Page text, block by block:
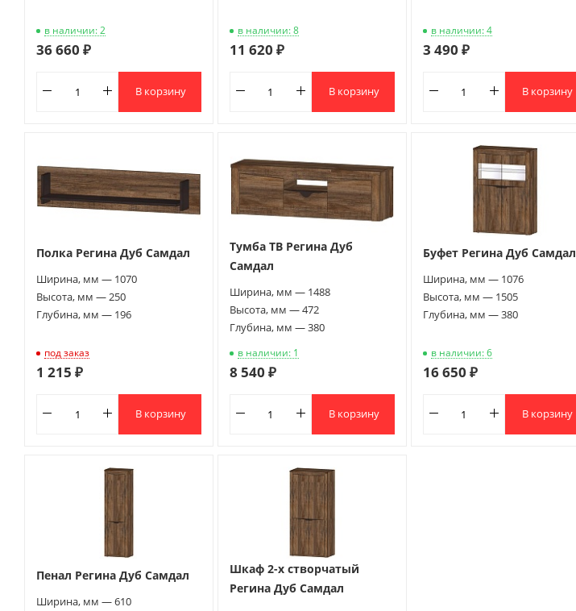
в наличии: 2
36 660 ₽
В корзину
в наличии: 8
11 620 ₽
В корзину
в наличии: 4
3 490 ₽
В корзину
Полка Регина Дуб Самдал
Ширина, мм — 1070
Высота, мм — 250
Глубина, мм — 196
под заказ
1 215 ₽
В корзину
Тумба ТВ Регина Дуб
Самдал
Ширина, мм — 1488
Высота, мм — 472
Глубина, мм — 380
в наличии: 1
8 540 ₽
В корзину
Буфет Регина Дуб Самдал
Ширина, мм — 1076
Высота, мм — 1505
Глубина, мм — 380
в наличии: 6
16 650 ₽
В корзину
Пенал Регина Дуб Самдал
Ширина, мм — 610
Шкаф 2-х створчатый
Регина Дуб Самдал